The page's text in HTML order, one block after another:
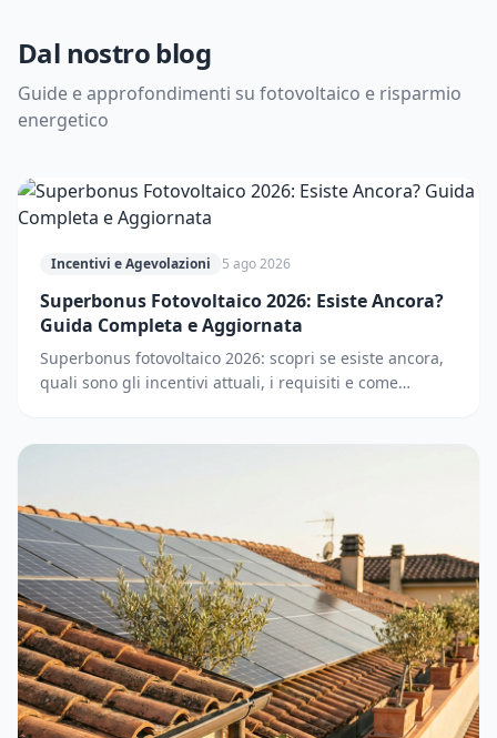
Dal nostro blog
Guide e approfondimenti su fotovoltaico e risparmio
energetico
Incentivi e Agevolazioni 5 ago 2026
Superbonus Fotovoltaico 2026: Esiste Ancora?
Guida Completa e Aggiornata
Superbonus fotovoltaico 2026: scopri se esiste ancora,
quali sono gli incentivi attuali, i requisiti e come